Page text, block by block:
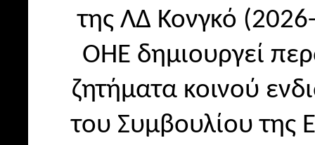
της ΛΔ Κονγκό
ΟΗΕ δημιουργεί
ζητήματα κοινού
του Συμβουλίου της